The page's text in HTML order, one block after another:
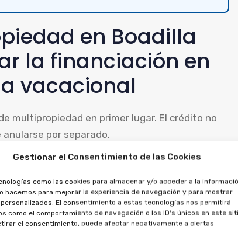
Gestionar el Consentimiento de las Cookies
como las cookies para almacenar y/o acceder a la
hacemos para mejorar la experiencia de navegación y para mostrar
personalizados. El consentimiento a estas tecnologías nos permitirá
como el comportamiento de navegación o los ID's únicos en este
el consentimiento, puede afectar negativamente a ciertas
en Boadilla
la financiación en
vacacional
multipropiedad en primer lugar. El crédito no
por separado.
el préstamo, ya que ambos están
entregados, por la financiación y la